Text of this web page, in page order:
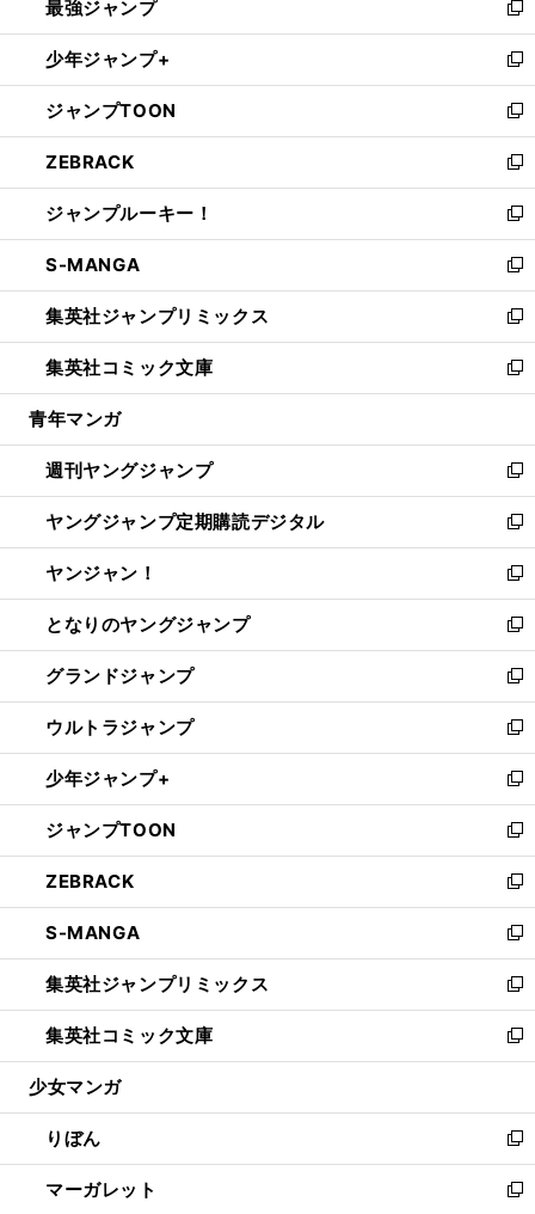
ド
ウ
で
開
く
ィ
ン
ド
ウ
で
開
く
い
ウ
ィ
ン
ド
ウ
で
開
く
最強ジャンプ
新
し
い
ウ
ィ
ン
ド
ウ
で
開
く
少年ジャンプ+
新
し
い
ウ
ィ
ン
ド
ウ
で
開
く
ジャンプTOON
新
し
い
ウ
ィ
ン
ド
ウ
で
開
く
ZEBRACK
新
し
い
ウ
ィ
ン
ド
ウ
で
開
ジャンプルーキー！
新
し
い
ウ
ィ
ン
ド
ウ
開
く
S-MANGA
新
し
い
ウ
ィ
ン
ウ
で
開
く
集英社ジャンプリミックス
新
し
い
ウ
ン
ド
ウ
で
開
く
集英社コミック文庫
新
し
ウ
ィ
ン
ド
ウ
で
開
く
青年マンガ
週刊ヤングジャンプ
新
し
い
ウ
ィ
ン
ド
ウ
で
開
く
ヤングジャンプ定期購読デジタル
新
し
い
ウ
ィ
ン
ド
ウ
で
開
く
ヤンジャン！
新
し
い
ウ
ィ
ン
ド
ウ
で
開
く
となりのヤングジャンプ
新
し
い
ウ
ィ
ン
ド
ウ
で
開
く
グランドジャンプ
新
し
い
ウ
ィ
ン
ド
ウ
で
開
く
ウルトラジャンプ
新
し
い
ウ
ィ
ン
ド
ウ
で
開
く
少年ジャンプ+
新
し
い
ウ
ィ
ン
ド
ウ
で
開
く
ジャンプTOON
新
し
い
ウ
ィ
ン
ド
ウ
で
開
ZEBRACK
新
し
い
ウ
ィ
ン
ド
ウ
開
く
S-MANGA
新
し
い
ウ
ィ
ン
ウ
で
開
く
集英社ジャンプリミックス
新
し
い
ウ
ン
ド
ウ
で
集英社コミック文庫
新
し
ウ
ィ
ン
ド
少女マンガ
りぼん
新
し
い
マーガレット
新